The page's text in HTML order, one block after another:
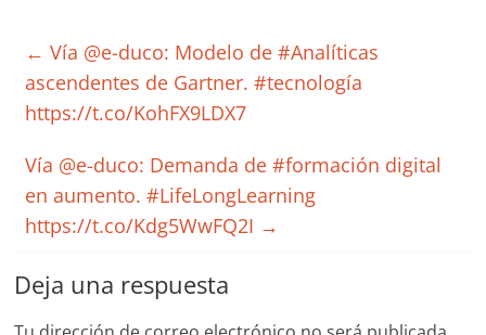
← Vía @e-duco: Modelo de #Analíticas
ascendentes de Gartner. #tecnología
https://t.co/KohFX9LDX7
Vía @e-duco: Demanda de #formación digital
en aumento. #LifeLongLearning
https://t.co/Kdg5WwFQ2I →
Deja una respuesta